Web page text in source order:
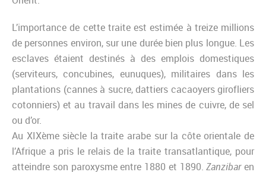
L’importance de cette traite est estimée à treize millions
de personnes environ, sur une durée bien plus longue. Les
esclaves étaient destinés à des emplois domestiques
(serviteurs, concubines, eunuques), militaires dans les
plantations (cannes à sucre, dattiers cacaoyers girofliers
cotonniers) et au travail dans les mines de cuivre, de sel
ou d’or.
Au XIXème siècle la traite arabe sur la côte orientale de
l’Afrique a pris le relais de la traite transatlantique, pour
atteindre son paroxysme entre 1880 et 1890.Zanzibaren